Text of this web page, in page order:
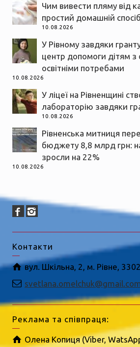
Чим вивести пляму від
простий домашній спосіб
10.08.2026
У Рівному завдяки
центр допомоги дітям
освітніми потребами
10.08.2026
У ліцеї на Рівненщині
лабораторію завдяки
10.08.2026
Рівненська митниця
бюджету 8,8 млрд грн:
зросли на 22%
10.08.2026
Контакти
вул. Шкільна, 2, м. Рівне,
Реклама та співпраця:
Олена Копиця (Viber,